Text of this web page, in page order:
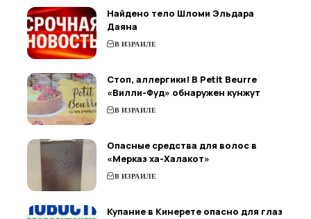
Найдено тело Шломи Эльдара
Даяна
В ИЗРАИЛЕ
Стоп, аллергики! В Petit Beurre
«Вилли-Фуд» обнаружен кунжут
В ИЗРАИЛЕ
Опасные средства для волос в
«Мерказ ха-Халакот»
В ИЗРАИЛЕ
Купание в Кинерете опасно для глаз